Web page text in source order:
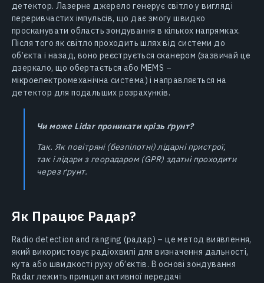
детектор. Лазерне джерело генерує світло у вигляді
переривчастих імпульсів, що дає змогу швидко
просканувати область зондування в кількох напрямках.
Після того як світло проходить шлях від системи до
об’єкта і назад, воно реєструється сканером (зазвичай це
дзеркало, що обертається або MEMS –
мікроелектромеханічна система) і направляється на
детектор для подальших розрахунків.
Чи може Lidar проникати крізь ґрунт?
Так. Як повітряні (безпілотні) лідарні пристрої,
так і лідари з георадаром (GPR) здатні проходити
через ґрунт.
Як Працює Радар?
Radio detection and ranging (радар) – це метод виявлення,
який використовує радіохвилі для визначення дальності,
кута або швидкості руху об’єктів. В основі зондування
Radar лежить принцип активної передачі